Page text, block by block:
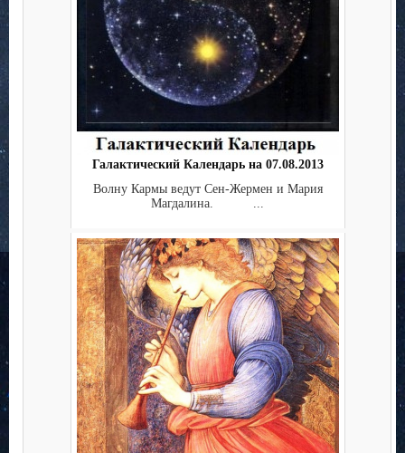
Галактический Календарь на 07.08.2013
Волну Кармы ведут Сен-Жермен и Мария
Магдалина. ...